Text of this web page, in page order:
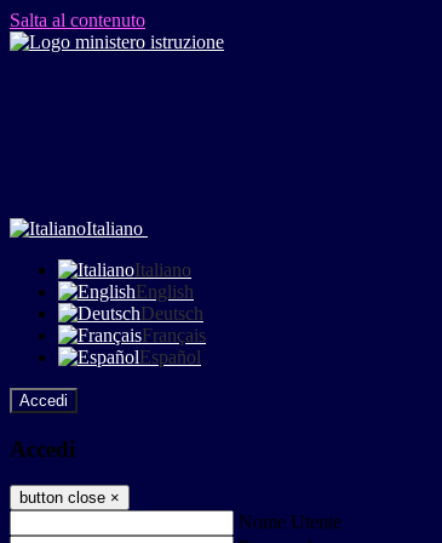
Salta al contenuto
Italiano
Italiano
English
Deutsch
Français
Español
Accedi
Accedi
button close ×
Nome Utente